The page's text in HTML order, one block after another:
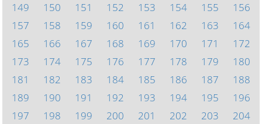
149
150 151 152 153 154 155
156
157
158 159 160 161 162 163
164
165
166 167 168 169 170 171
172
173
174 175 176 177 178 179
180
181
182 183 184 185 186 187
188
189
190 191 192 193 194 195
196
197
198 199 200 201 202 203
204